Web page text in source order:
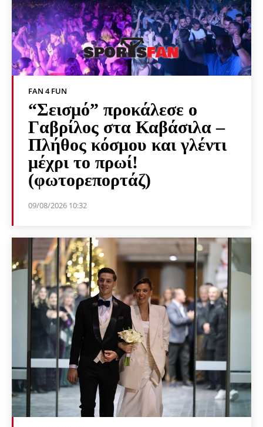
FAN 4 FUN
“Σεισμό” προκάλεσε ο
Γαβρίλος στα Καβάσιλα –
Πλήθος κόσμου και γλέντι
μέχρι το πρωί!
(φωτορεπορτάζ)
09/08/2026 10:32